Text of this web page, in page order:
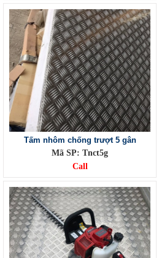
Tấm nhôm chống trượt 5 gân
Mã SP: Tnct5g
Call